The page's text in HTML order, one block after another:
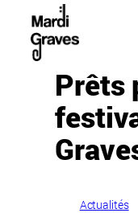
Prêts
Actualités